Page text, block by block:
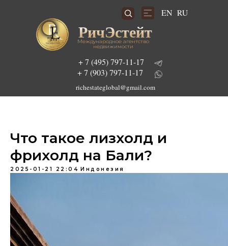
Международное агентство
недвижимости
РичЭстейт
+ 7 (903) 797-11-17
+ 7 (495) 797-11-17
richestateglobal@gmail.com
EN RU
Подобрать инвестиционный проект
Что такое лизхолд и
фрихолд на Бали?
2025-01-21 22:04 Индонезия